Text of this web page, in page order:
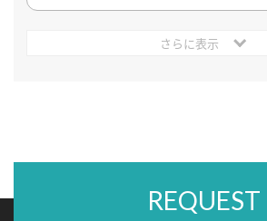
さらに表示
REQUEST